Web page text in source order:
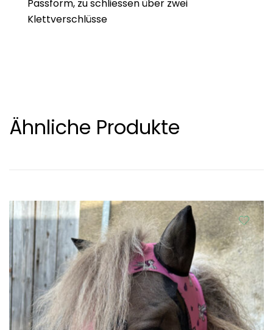
Passform, zu schliessen über zwei
Klettverschlüsse
Ähnliche Produkte